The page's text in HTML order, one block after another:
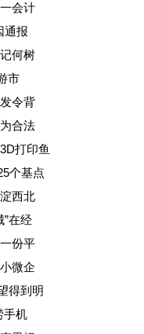
会计
通报
何树
市
令背
合法
打印鱼
个基点
西北
”在经
份平
微企
得到明
手机